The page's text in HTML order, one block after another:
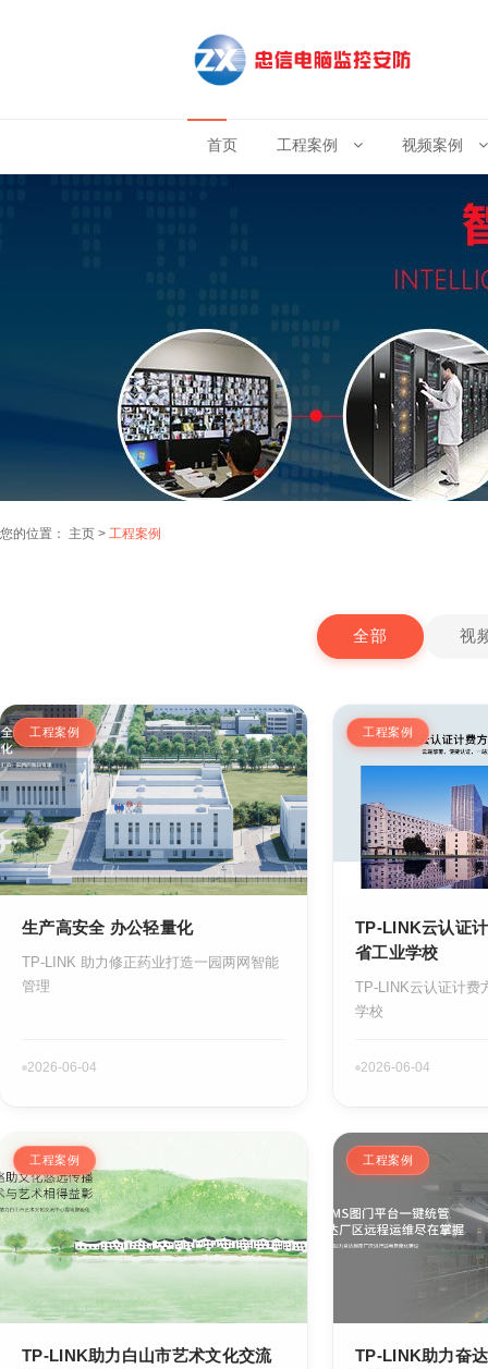
首页 工程案例 视频案例
您的位置： 主页 > 工程案例
全部 视
工程案例
生产高安全 办公轻量化
TP-LINK 助力修正药业打造一园两网智能
管理
2026-06-04
工程案例
TP-LINK云认证
省工业学校
TP-LINK云认证计费
学校
2026-06-04
工程案例
TP-LINK助力白山市艺术文化交流
工程案例
TP-LINK助力奋